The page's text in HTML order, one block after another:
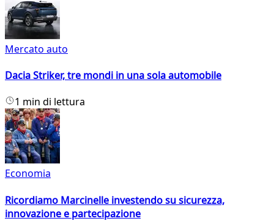
Mercato auto
Dacia Striker, tre mondi in una sola automobile
1 min di lettura
Economia
Ricordiamo Marcinelle investendo su sicurezza,
innovazione e partecipazione